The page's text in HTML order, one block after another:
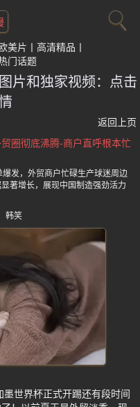
美片
高清精品
门话题
片和独家视频：点击
返回上页
圈彻底沸腾-商户直呼根本忙
发，外贸商户忙碌生产球迷周边
著增长，展现中国制造强劲活力
韩笑
世界杯正式开踢还有段时间